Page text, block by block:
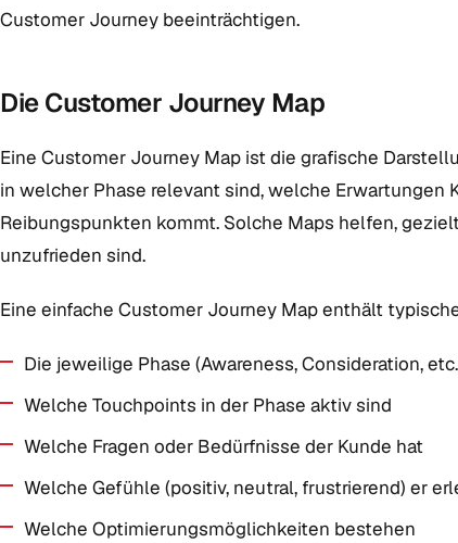
Customer Journey beeinträchtigen.
Die Customer Journey Map
Eine Customer Journey Map ist die grafische
in welcher Phase relevant sind, welche
Reibungspunkten kommt. Solche Maps helfen,
unzufrieden sind.
Eine einfache Customer Journey Map enthält
Die jeweilige Phase (Awareness, Consideration,
Welche Touchpoints in der Phase aktiv sind
Welche Fragen oder Bedürfnisse der Kunde hat
Welche Gefühle (positiv, neutral, frustrierend) er
Welche Optimierungsmöglichkeiten bestehen